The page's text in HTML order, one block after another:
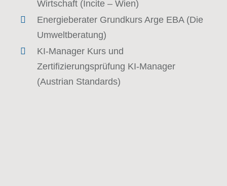
Wirtschaft (Incite – Wien)
Energieberater Grundkurs Arge EBA (Die
Umweltberatung)
KI-Manager Kurs und
Zertifizierungsprüfung KI-Manager
(Austrian Standards)